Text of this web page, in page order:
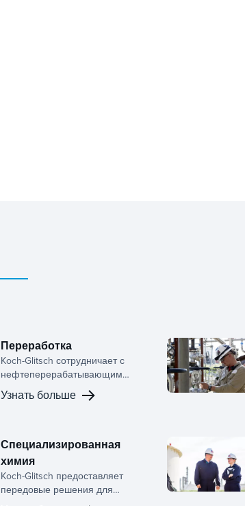
Переработка
Koch-Glitsch сотрудничает с
нефтеперерабатывающими
компаниями на протяжении
всего жизненного цикла — от
работ, помогая командам
улучшать эффективность
разделения, снижать риски и
обеспечивать более высокие
операционные результаты.
Узнать больше
Специализированная
химия
Koch-Glitsch предоставляет
передовые решения для